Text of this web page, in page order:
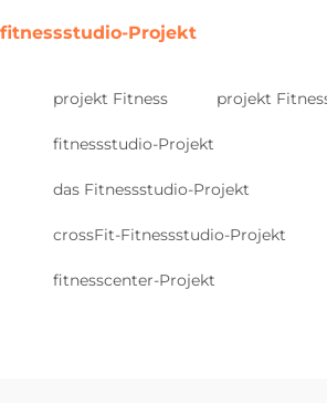
fitnessstudio-Projekt
projekt Fitness projekt
fitnessstudio-Projekt
das Fitnessstudio-Projekt
crossFit-Fitnessstudio-Projekt
fitnesscenter-Projekt